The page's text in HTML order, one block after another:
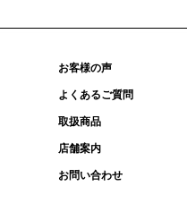
お客様の声
よくあるご質問
取扱商品
店舗案内
お問い合わせ